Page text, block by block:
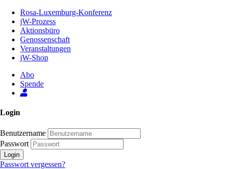
Inhalt
Seite
Rosa-Luxemburg-Konferenz
jW-Prozess
Aktionsbüro
Genossenschaft
Veranstaltungen
jW-Shop
Abo
Spende
Login
Benutzername
Passwort
Login
Passwort vergessen?